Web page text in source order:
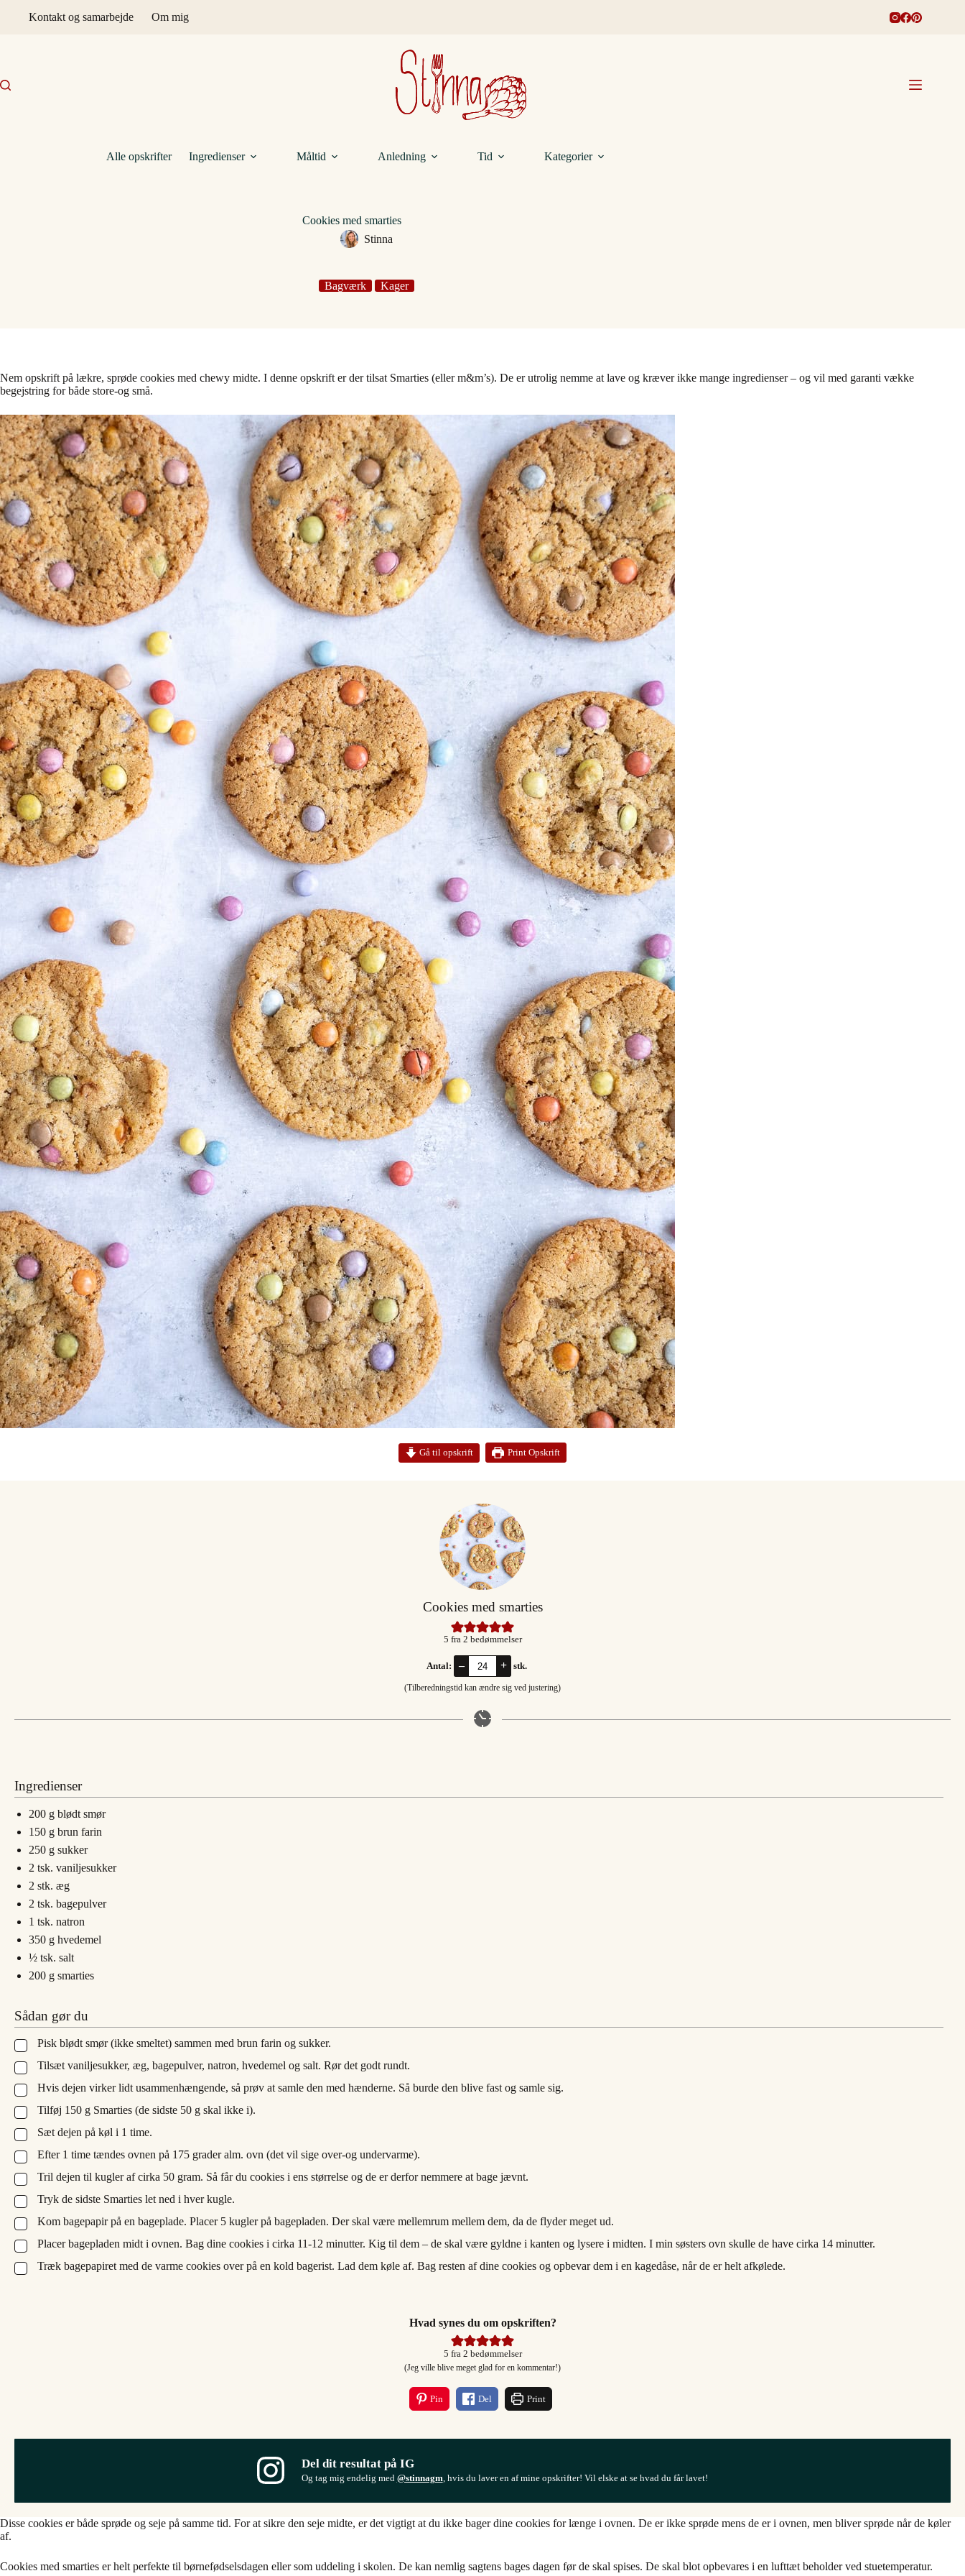
Kontakt og samarbejde Om mig
Alle opskrifter Ingredienser Måltid Anledning Tid Kategorier
Cookies med smarties
Stinna
Bagværk Kager
Nem opskrift på lækre, sprøde cookies med chewy midte. I denne opskrift er der tilsat Smarties (eller m&m’s). De er utrolig nemme at lave og kræver ikke mange ingredienser – og vil med garanti vække
begejstring for både store-og små.
Gå til opskrift Print Opskrift
Cookies med smarties
5 fra 2 bedømmelser
Antal: – + stk.
(Tilberedningstid kan ændre sig ved justering)
Ingredienser
200 g blødt smør
150 g brun farin
250 g sukker
2 tsk. vaniljesukker
2 stk. æg
2 tsk. bagepulver
1 tsk. natron
350 g hvedemel
½ tsk. salt
200 g smarties
Sådan gør du
▢
Pisk blødt smør (ikke smeltet) sammen med brun farin og sukker.
▢
Tilsæt vaniljesukker, æg, bagepulver, natron, hvedemel og salt. Rør det godt rundt.
▢
Hvis dejen virker lidt usammenhængende, så prøv at samle den med hænderne. Så burde den blive fast og samle sig.
▢
Tilføj 150 g Smarties (de sidste 50 g skal ikke i).
▢
Sæt dejen på køl i 1 time.
▢
Efter 1 time tændes ovnen på 175 grader alm. ovn (det vil sige over-og undervarme).
▢
Tril dejen til kugler af cirka 50 gram. Så får du cookies i ens størrelse og de er derfor nemmere at bage jævnt.
▢
Tryk de sidste Smarties let ned i hver kugle.
▢
Kom bagepapir på en bageplade. Placer 5 kugler på bagepladen. Der skal være mellemrum mellem dem, da de flyder meget ud.
▢
Placer bagepladen midt i ovnen. Bag dine cookies i cirka 11-12 minutter. Kig til dem – de skal være gyldne i kanten og lysere i midten. I min søsters ovn skulle de have cirka 14 minutter.
▢
Træk bagepapiret med de varme cookies over på en kold bagerist. Lad dem køle af. Bag resten af dine cookies og opbevar dem i en kagedåse, når de er helt afkølede.
Hvad synes du om opskriften?
5 fra 2 bedømmelser
(Jeg ville blive meget glad for en kommentar!)
Pin Del Print
Del dit resultat på IG
Og tag mig endelig med @stinnagm , hvis du laver en af mine opskrifter! Vil elske at se hvad du får lavet!
Disse cookies er både sprøde og seje på samme tid. For at sikre den seje midte, er det vigtigt at du ikke bager dine cookies for længe i ovnen. De er ikke sprøde mens de er i ovnen, men bliver sprøde når de køler
af.
Cookies med smarties er helt perfekte til børnefødselsdagen eller som uddeling i skolen. De kan nemlig sagtens bages dagen før de skal spises. De skal blot opbevares i en lufttæt beholder ved stuetemperatur.